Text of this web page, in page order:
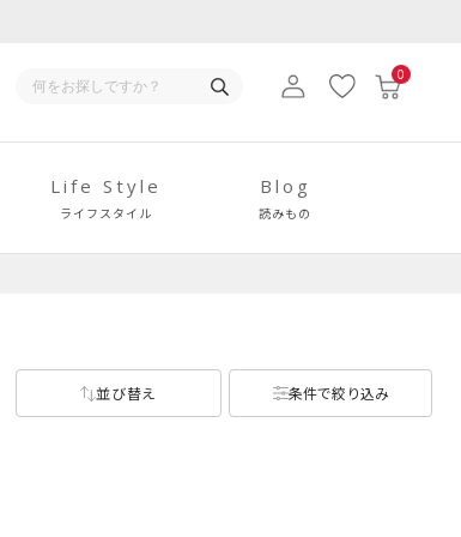
0
Life Style
ライフスタイル
Blog
読みもの
並び替え 条件で絞り込み